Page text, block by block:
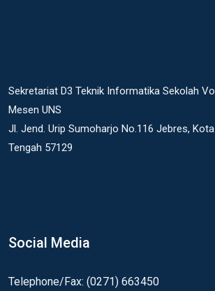
Sekretariat D3 Teknik Informatika Sekolah
Mesen UNS
Jl. Jend. Urip Sumoharjo No.116 Jebres,
Tengah 57129
Social Media
Telephone/Fax: (0271) 663450